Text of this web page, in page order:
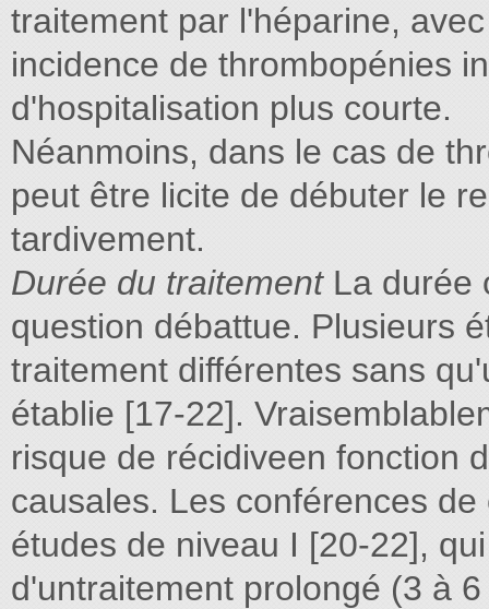
traitement par l'héparine,
incidence de thrombopénies
d'hospitalisation plus courte.
Néanmoins, dans le cas de
peut être licite de débuter le
tardivement.
Durée du traitementLa durée
question débattue. Plusieurs
traitement différentes sans
établie [17-22].
risque de récidiveen fonction
causales. Les conférences
études de niveau I [20-22],
d'untraitement prolongé (3 à